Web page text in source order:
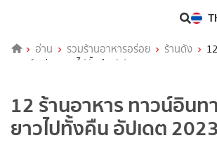
อ่าน รวมร้านอาหารอร่อย ร้านดัง
ทาวน์ อร่อยยาวไปทั้งคืน อัปเดต 2023
12 ร้านอาหาร ทาวน์อินท
ยาวไปทั้งคืน อัปเดต 2023